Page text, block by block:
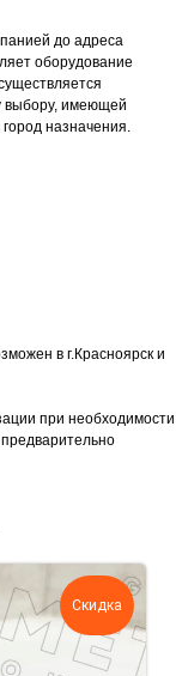
до адреса
оборудование
выбору, имеющей
назначения.
в г.Красноярск и
при необходимости
Скидка